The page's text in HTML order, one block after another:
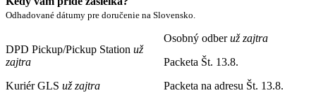
Odhadované dátumy pre doručenie na Slovensko.
DPD Pickup/Pickup Station už
zajtra
Kuriér GLS už zajtra
Osobný odber už zajtra
Packeta Št. 13.8.
Packeta na adresu Št. 13.8.